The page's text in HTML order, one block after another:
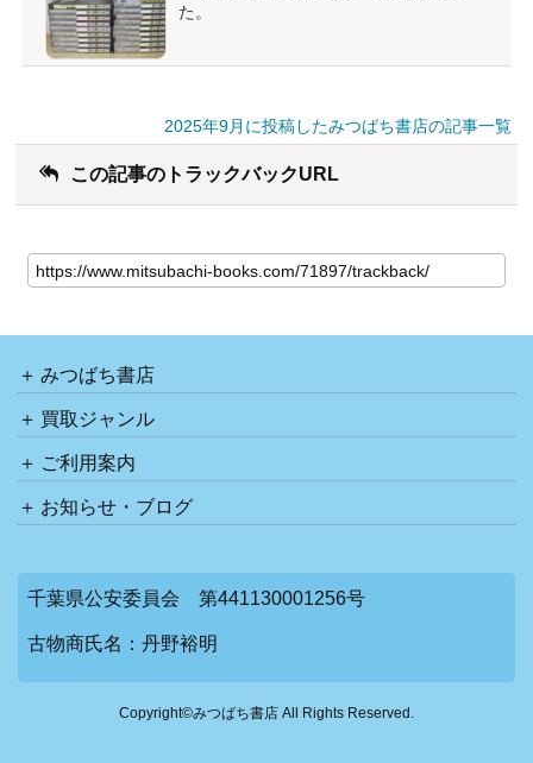
た。
2025年9月に投稿したみつばち書店の記事一覧
この記事のトラックバックURL
みつばち書店
買取ジャンル
ご利用案内
お知らせ・ブログ
千葉県公安委員会 第441130001256号
古物商氏名：丹野裕明
Copyright©みつばち書店 All Rights Reserved.